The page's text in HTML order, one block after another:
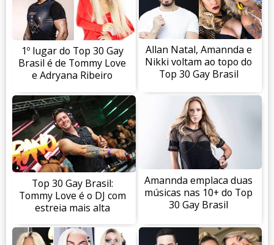
1º lugar do Top 30 Gay
Brasil é de Tommy Love
e Adryana Ribeiro
Allan Natal, Amannda e
Nikki voltam ao topo do
Top 30 Gay Brasil
Top 30 Gay Brasil:
Tommy Love é o DJ com
estreia mais alta
Amannda emplaca duas
músicas nas 10+ do Top
30 Gay Brasil